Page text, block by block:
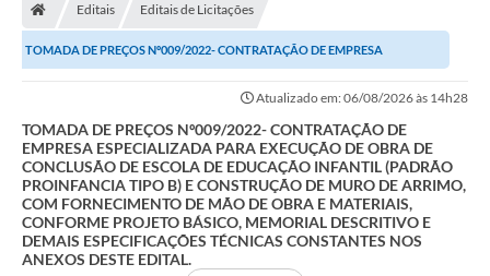
Secretarias
Transparência
Ouvidoria
Galeria de Fotos
Editais Editais de Licitações
TOMADA DE PREÇOS Nº009/2022- CONTRATAÇÃO DE EMPRESA
Atualizado em: 06/08/2026 às 14h28
TOMADA DE PREÇOS Nº009/2022- CONTRATAÇÃO DE
EMPRESA ESPECIALIZADA PARA EXECUÇÃO DE OBRA DE
CONCLUSÃO DE ESCOLA DE EDUCAÇÃO INFANTIL (PADRÃO
PROINFANCIA TIPO B) E CONSTRUÇÃO DE MURO DE ARRIMO,
COM FORNECIMENTO DE MÃO DE OBRA E MATERIAIS,
CONFORME PROJETO BÁSICO, MEMORIAL DESCRITIVO E
DEMAIS ESPECIFICAÇÕES TÉCNICAS CONSTANTES NOS
ANEXOS DESTE EDITAL.